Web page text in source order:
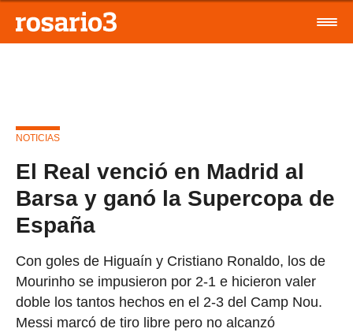
NOTICIAS
El Real venció en Madrid al
Barsa y ganó la Supercopa de
España
Con goles de Higuaín y Cristiano Ronaldo, los de
Mourinho se impusieron por 2-1 e hicieron valer
doble los tantos hechos en el 2-3 del Camp Nou.
Messi marcó de tiro libre pero no alcanzó